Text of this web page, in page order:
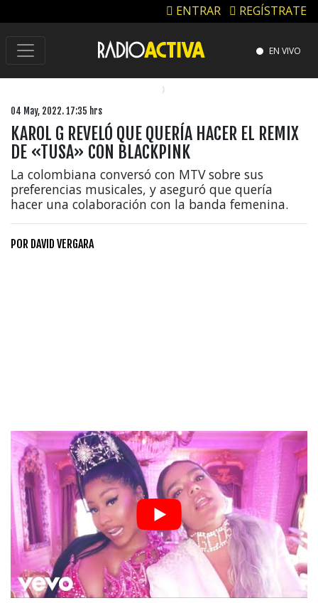
ENTRAR REGÍSTRATE
EN VIVO
04 May, 2022. 17:35 hrs
KAROL G REVELÓ QUE QUERÍA HACER EL REMIX
DE «TUSA» CON BLACKPINK
La colombiana conversó con MTV sobre sus
preferencias musicales, y aseguró que quería
hacer una colaboración con la banda femenina.
POR DAVID VERGARA